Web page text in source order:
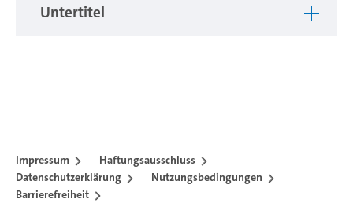
Untertitel
Impressum
Haftungsausschluss
Datenschutzerklärung
Nutzungsbedingungen
Barrierefreiheit